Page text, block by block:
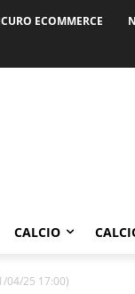
ECOMMERCE
CALCIO
04/25 17:00)